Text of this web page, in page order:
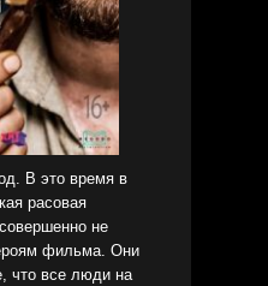
В это время в
расовая
не
фильма. Они
что все люди на